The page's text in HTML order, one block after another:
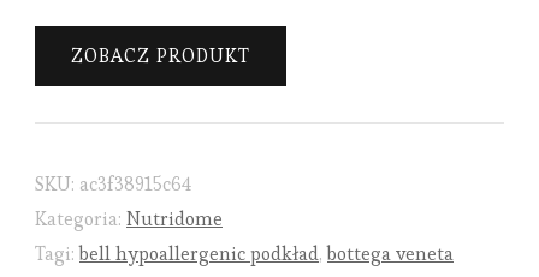
ZOBACZ PRODUKT
SKU: ac3f38915c64
Kategoria: Nutridome
Tagi:bell hypoallergenic podkład,bottega veneta